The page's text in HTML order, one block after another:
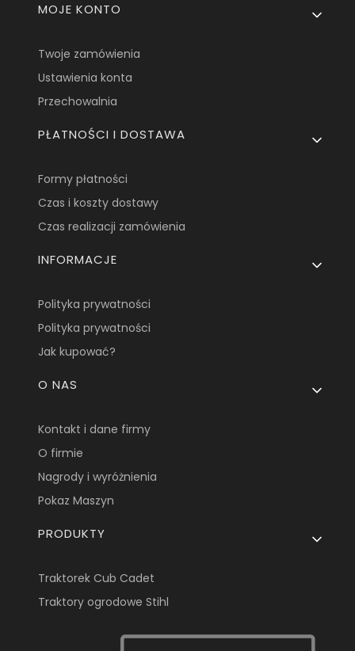
MOJE KONTO
Twoje zamówienia
Ustawienia konta
Przechowalnia
PŁATNOŚCI I DOSTAWA
Formy płatności
Czas i koszty dostawy
Czas realizacji zamówienia
INFORMACJE
Polityka prywatności
Polityka prywatności
Jak kupować?
O NAS
Kontakt i dane firmy
O firmie
Nagrody i wyróżnienia
Pokaz Maszyn
PRODUKTY
Traktorek Cub Cadet
Traktory ogrodowe Stihl